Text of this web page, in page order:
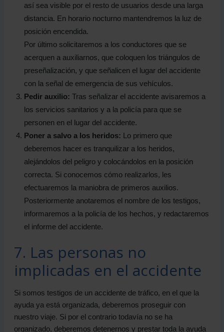
así sea visible por el resto de usuarios desde una larga
distancia. En horario nocturno mantendremos la luz de
posición encendida.
Por último solicitaremos a los conductores que se
acerquen a auxiliarnos, que coloquen los triángulos de
preseñalización, y que señalicen el lugar del accidente
con la señal de emergencia de sus vehículos.
Pedir auxilio: Tras señalizar el accidente avisaremos a
los servicios sanitarios y a la policía para que se
personen en el lugar del accidente.
Poner a salvo a los heridos: Lo primero que
deberemos hacer es tranquilizar a los heridos,
alejándolos del peligro y colocándolos en la posición
correcta. Si conocemos cómo realizarlos, les
efectuaremos la maniobra de primeros auxilios.
Posteriormente anotaremos el nombre de los testigos,
informaremos a la policía de los hechos, y redactaremos
el informe del accidente.
7. Las personas no
implicadas en el accidente
Si somos testigos de un accidente de tráfico, en el que la
ayuda ya está organizada, deberemos proseguir con
nuestro viaje. Si por el contrario todavía no se ha
organizado, deberemos detenernos y prestar toda la ayuda